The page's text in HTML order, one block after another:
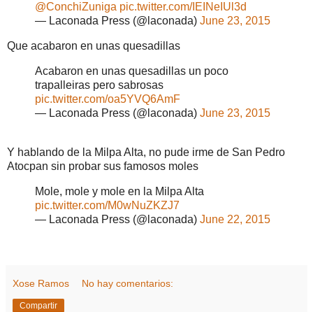
@ConchiZuniga pic.twitter.com/IEINeIUl3d
— Laconada Press (@laconada) June 23, 2015
Que acabaron en unas quesadillas
Acabaron en unas quesadillas un poco
trapalleiras pero sabrosas
pic.twitter.com/oa5YVQ6AmF
— Laconada Press (@laconada) June 23, 2015
Y hablando de la Milpa Alta, no pude irme de San Pedro
Atocpan sin probar sus famosos moles
Mole, mole y mole en la Milpa Alta
pic.twitter.com/M0wNuZKZJ7
— Laconada Press (@laconada) June 22, 2015
Xose Ramos No hay comentarios:
Compartir